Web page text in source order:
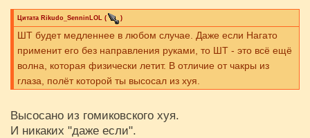
Цитата Rikudo_SenninLOL ( )
ШТ будет медленнее в любом случае. Даже если Нагато
применит его без направления руками, то ШТ - это всё ещё
волна, которая физически летит. В отличие от чакры из
глаза, полёт которой ты высосал из хуя.
Высосано из гомиковского хуя.
И никаких "даже если".